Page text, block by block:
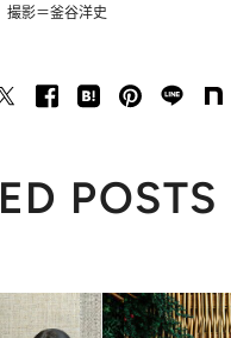
影＝釜谷洋史
POSTS